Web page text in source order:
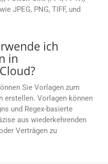
JPEG, PNG, TIFF, und
ich
in
Sie Vorlagen zum
erstellen. Vorlagen können
und Regex-basierte
aus wiederkehrenden
Verträgen zu